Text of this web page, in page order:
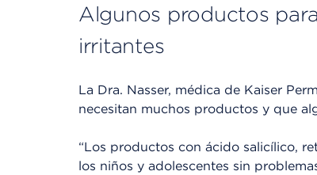
Algunos productos
irritantes
La Dra. Nasser, médica de Kaiser
necesitan muchos productos y que
“Los productos con ácido salicílico,
los niños y adolescentes sin